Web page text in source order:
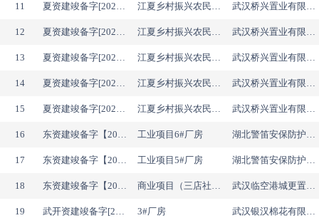
11 夏资建竣备字[2026]第070号 江夏乡村振兴农民就业基地（一期）A地块4#楼 武汉桥兴置业有限公司
12 夏资建竣备字[2026]第067号 江夏乡村振兴农民就业基地（一期）A地块1#楼 武汉桥兴置业有限公司
13 夏资建竣备字[2026]第069号 江夏乡村振兴农民就业基地（一期）A地块3#楼 武汉桥兴置业有限公司
14 夏资建竣备字[2026]第080号 江夏乡村振兴农民就业基地(一期) A地块垃圾房 武汉桥兴置业有限公司
15 夏资建竣备字[2026]第068号 江夏乡村振兴农民就业基地（一期）A地块2#楼 武汉桥兴置业有限公司
16 东资建竣备字【2026】第168号 工业项目6#厂房 湖北警笛安保防护装备研发有限公司
17 东资建竣备字【2026】第167号 工业项目5#厂房 湖北警笛安保防护装备研发有限公司
18 东资建竣备字【2026】第166号 商业项目（三店社区综合体） 武汉临空港城更置业有限公司
19 武开资建竣备字[2026]第076号 3#厂房 武汉银汉棉花有限公司